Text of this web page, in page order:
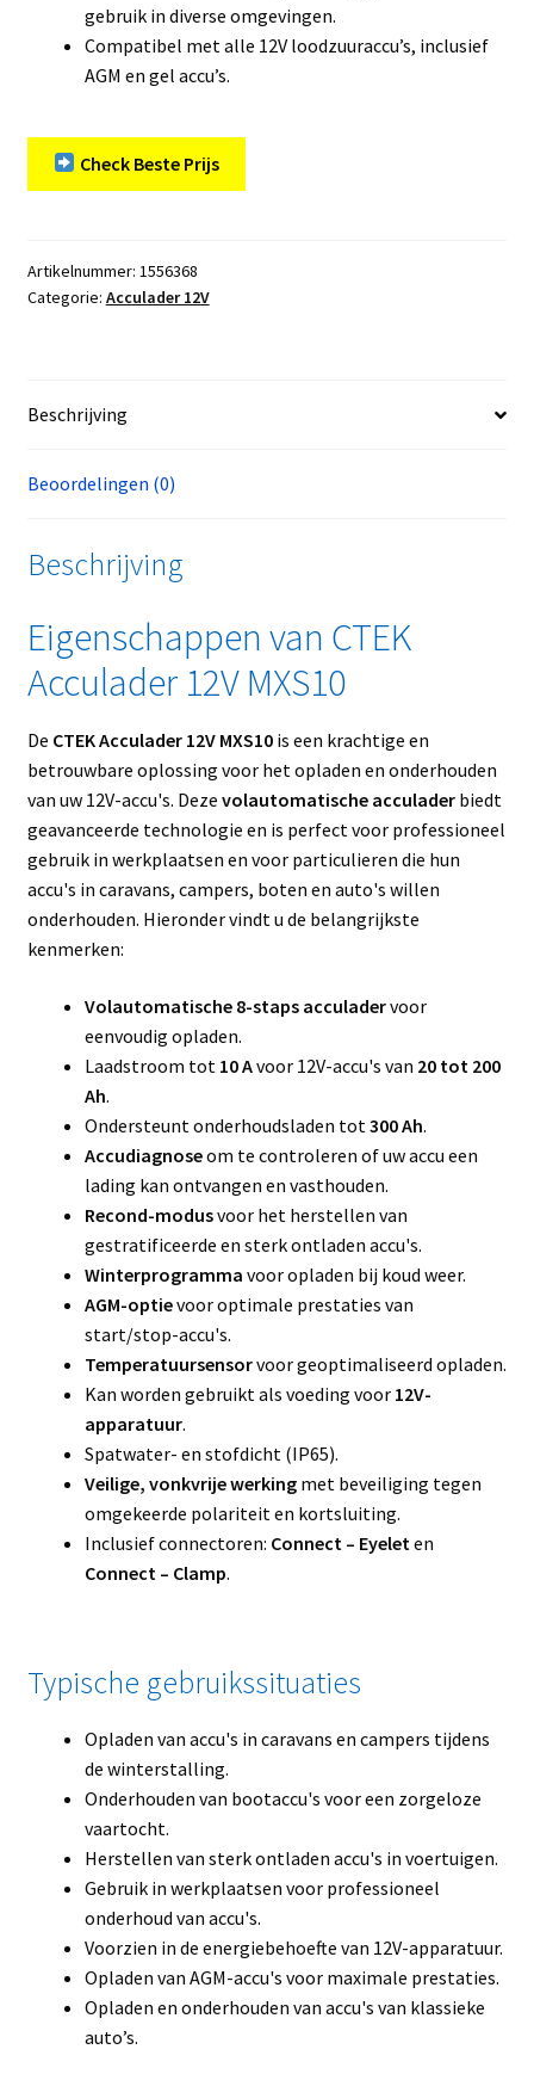
gebruik in diverse omgevingen.
Compatibel met alle 12V loodzuuraccu’s, inclusief
AGM en gel accu’s.
Check Beste Prijs
Artikelnummer: 1556368
Categorie: Acculader 12V
Beschrijving
Beoordelingen (0)
Beschrijving
Eigenschappen van CTEK
Acculader 12V MXS10
De CTEK Acculader 12V MXS10is een krachtige en
betrouwbare oplossing voor het opladen en onderhouden
van uw 12V-accu's. Deze volautomatische acculaderbiedt
geavanceerde technologie en is perfect voor professioneel
gebruik in werkplaatsen en voor particulieren die hun
accu's in caravans, campers, boten en auto's willen
onderhouden. Hieronder vindt u de belangrijkste
kenmerken:
Volautomatische 8-staps acculadervoor
eenvoudig opladen.
Laadstroom tot 10 Avoor 12V-accu's van 20 tot 200
Ah.
Ondersteunt onderhoudsladen tot 300 Ah.
Accudiagnoseom te controleren of uw accu een
lading kan ontvangen en vasthouden.
Recond-modusvoor het herstellen van
gestratificeerde en sterk ontladen accu's.
Winterprogramma voor opladen bij koud weer.
AGM-optievoor optimale prestaties van
start/stop-accu's.
Temperatuursensorvoor geoptimaliseerd opladen.
Kan worden gebruikt als voeding voor 12V-
apparatuur.
Spatwater- en stofdicht (IP65).
Veilige, vonkvrije werkingmet beveiliging tegen
omgekeerde polariteit en kortsluiting.
Inclusief connectoren: Connect – Eyelet en
Connect – Clamp.
Typische gebruikssituaties
Opladen van accu's in caravans en campers tijdens
de winterstalling.
Onderhouden van bootaccu's voor een zorgeloze
vaartocht.
Herstellen van sterk ontladen accu's in voertuigen.
Gebruik in werkplaatsen voor professioneel
onderhoud van accu's.
Voorzien in de energiebehoefte van 12V-apparatuur.
Opladen van AGM-accu's voor maximale prestaties.
Opladen en onderhouden van accu's van klassieke
auto’s.